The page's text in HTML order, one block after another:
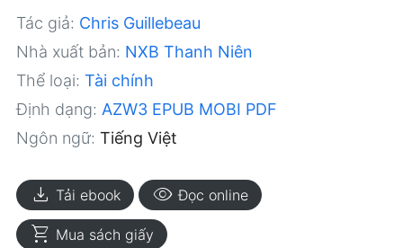
Tác giả: Chris Guillebeau
Nhà xuất bản: NXB Thanh Niên
Thể loại: Tài chính
Định dạng: AZW3 EPUB MOBI PDF
Ngôn ngữ: Tiếng Việt
download Tải ebook visibility Đọc online
shopping_cart Mua sách giấy